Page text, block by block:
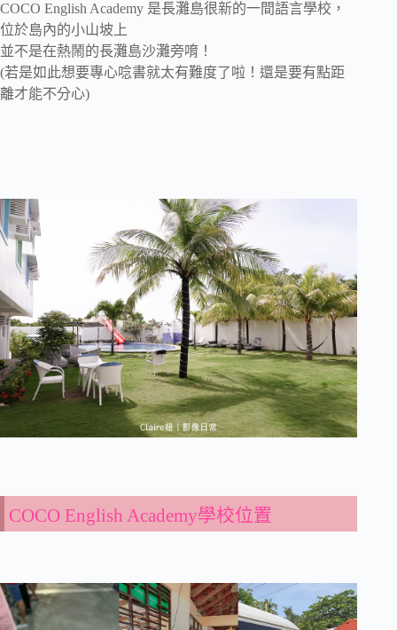
COCO English Academy 是長灘島很新的一間語言學校，
位於島內的小山坡上
並不是在熱鬧的長灘島沙灘旁唷！
(若是如此想要專心唸書就太有難度了啦！還是要有點距
離才能不分心)
COCO English Academy學校位置